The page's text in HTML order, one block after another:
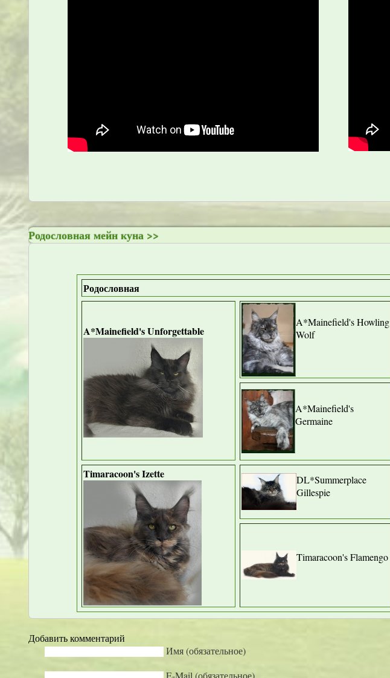
Родословная мейн куна >>
Родословная
A*Mainefield's Unforgettable
A*Mainefield's Howling
Wolf
A*Mainefield's
Germaine
Timaracoon's Izette
DL*Summerplace
Gillespie
Timaracoon's Flamengo
Добавить комментарий
Имя (обязательное)
E-Mail (обязательное)